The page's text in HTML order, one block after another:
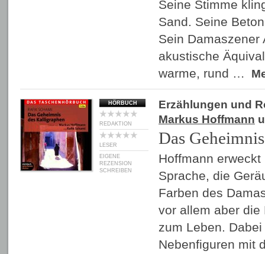
Seine Stimme
Sand. Seine
Sein Damaszener
akustische
warme, rund …
HÖRBUCH
REDAKTION
LESER
EIGENE
REZENSION
SCHREIBEN
Erzählungen und
Markus Hoffmann
Das
Hoffmann
Sprache, die
Farben des
vor allem aber die
zum Leben.
Nebenfiguren mit